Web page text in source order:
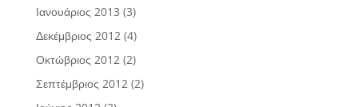
Ιανουάριος 2013 (3)
Δεκέμβριος 2012(4)
Οκτώβριος 2012(2)
Σεπτέμβριος 2012(2)